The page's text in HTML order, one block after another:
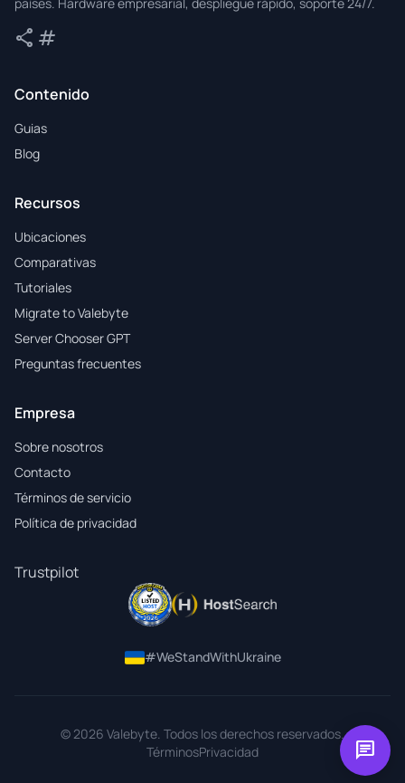
share Compartir
tag
Contenido
Guias
Blog
Recursos
Ubicaciones
Comparativas
Tutoriales
Migrate to Valebyte
Server Chooser GPT
Preguntas frecuentes
Empresa
Sobre nosotros
Contacto
Términos de servicio
Política de privacidad
Trustpilot
#WeStandWithUkraine
© 2026 Valebyte. Todos los derechos reservados.
TérminosPrivacidad chat